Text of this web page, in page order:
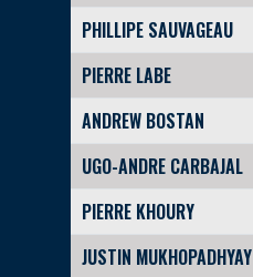
PHILLIPE SAUVAGEAU
PIERRE LABE
ANDREW BOSTAN
UGO-ANDRE CARBAJAL
PIERRE KHOURY
JUSTIN MUKHOPADHYAY